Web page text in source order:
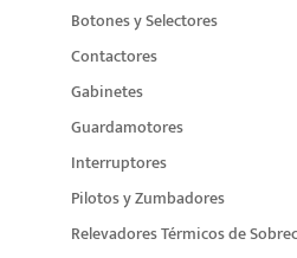
Botones y Selectores
Contactores
Gabinetes
Guardamotores
Interruptores
Pilotos y Zumbadores
Relevadores Térmicos de